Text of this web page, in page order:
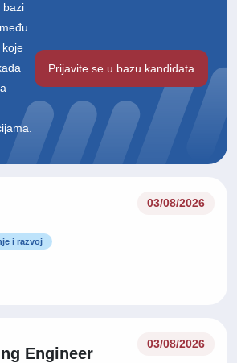
bazi
koje
Prijavite se u bazu kandidata
03/08/2026
i razvoj
Engineer
03/08/2026